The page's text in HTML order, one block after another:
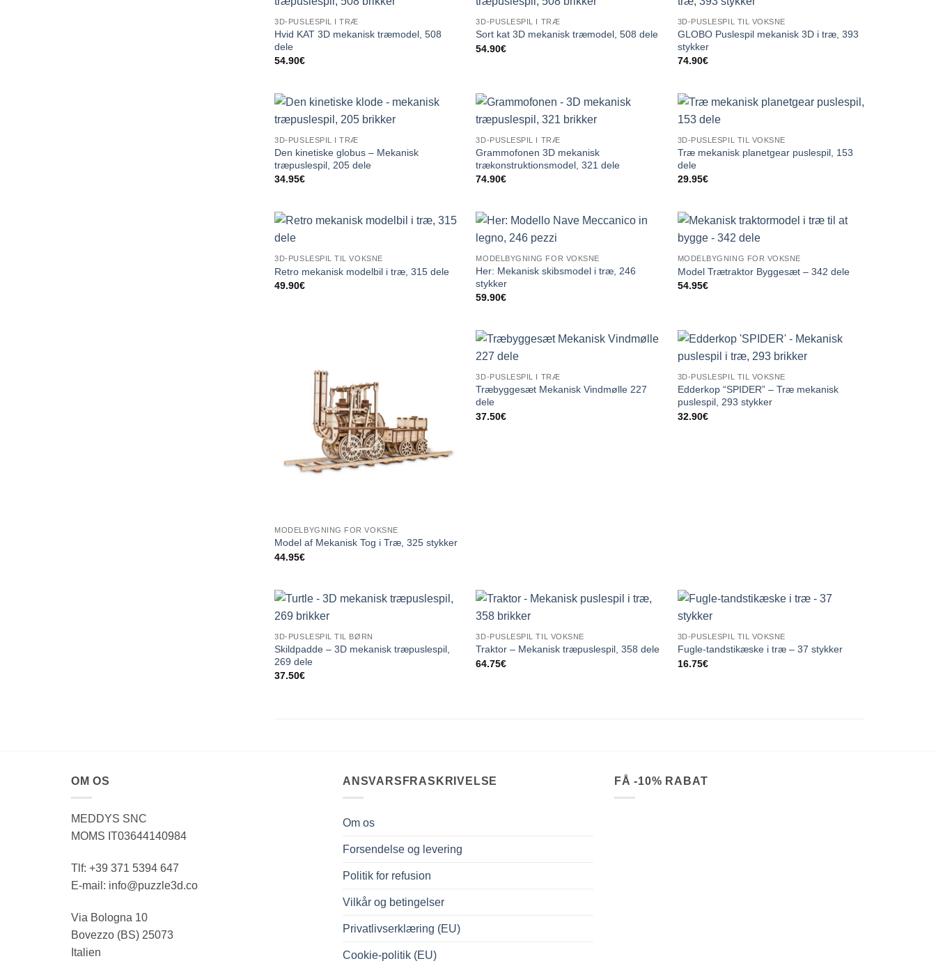
3D-PUSLESPIL I TRÆ
Hvid KAT 3D mekanisk træmodel, 508
dele
54.90€
3D-PUSLESPIL I TRÆ
Sort kat 3D mekanisk træmodel, 508 dele
54.90€
3D-PUSLESPIL TIL VOKSNE
GLOBO Puslespil mekanisk 3D i træ, 393
stykker
74.90€
3D-PUSLESPIL I TRÆ
Den kinetiske globus – Mekanisk
træpuslespil, 205 dele
34.95€
3D-PUSLESPIL I TRÆ
Grammofonen 3D mekanisk
trækonstruktionsmodel, 321 dele
74.90€
3D-PUSLESPIL TIL VOKSNE
Træ mekanisk planetgear puslespil, 153
dele
29.95€
3D-PUSLESPIL TIL VOKSNE
Retro mekanisk modelbil i træ, 315 dele
49.90€
MODELBYGNING FOR VOKSNE
Her: Mekanisk skibsmodel i træ, 246
stykker
59.90€
MODELBYGNING FOR VOKSNE
Model Trætraktor Byggesæt – 342 dele
54.95€
MODELBYGNING FOR VOKSNE
Model af Mekanisk Tog i Træ, 325 stykker
44.95€
3D-PUSLESPIL I TRÆ
Træbyggesæt Mekanisk Vindmølle 227
dele
37.50€
3D-PUSLESPIL TIL VOKSNE
Edderkop “SPIDER” – Træ mekanisk
puslespil, 293 stykker
32.90€
3D-PUSLESPIL TIL BØRN
Skildpadde – 3D mekanisk træpuslespil,
269 dele
37.50€
3D-PUSLESPIL TIL VOKSNE
Traktor – Mekanisk træpuslespil, 358 dele
64.75€
3D-PUSLESPIL TIL VOKSNE
Fugle-tandstikæske i træ – 37 stykker
16.75€
OM OS
MEDDYS SNC
MOMS IT03644140984
Tlf: +39 371 5394 647
E-mail: info@puzzle3d.co
Via Bologna 10
Bovezzo (BS) 25073
Italien
ANSVARSFRASKRIVELSE
Om os
Forsendelse og levering
Politik for refusion
Vilkår og betingelser
Privatlivserklæring (EU)
Cookie-politik (EU)
FÅ -10% RABAT